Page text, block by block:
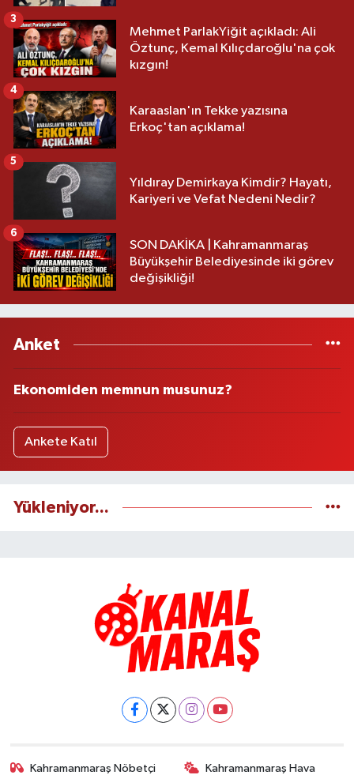
Mehmet ParlakYiğit açıkladı: Ali
Öztunç, Kemal Kılıçdaroğlu'na çok
kızgın!
3
Karaaslan'ın Tekke yazısına
Erkoç'tan açıklama!
4
Yıldıray Demirkaya Kimdir? Hayatı,
Kariyeri ve Vefat Nedeni Nedir?
5
SON DAKİKA | Kahramanmaraş
Büyükşehir Belediyesinde iki görev
değişikliği!
6
Anket
Ekonomiden memnun musunuz?
Ankete Katıl
Yükleniyor...
Kahramanmaraş Nöbetçi
Kahramanmaraş Hava